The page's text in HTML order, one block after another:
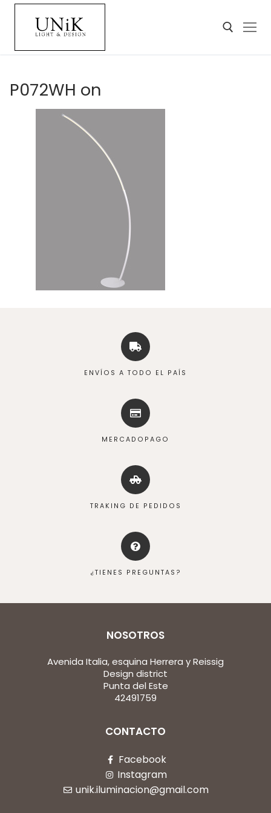
P072WH on
ENVÍOS A TODO EL PAÍS
MERCADOPAGO
TRAKING DE PEDIDOS
¿TIENES PREGUNTAS?
NOSOTROS
Avenida Italia, esquina Herrera y Reissig
Design district
Punta del Este
42491759
CONTACTO
Facebook
Instagram
unik.iluminacion@gmail.com